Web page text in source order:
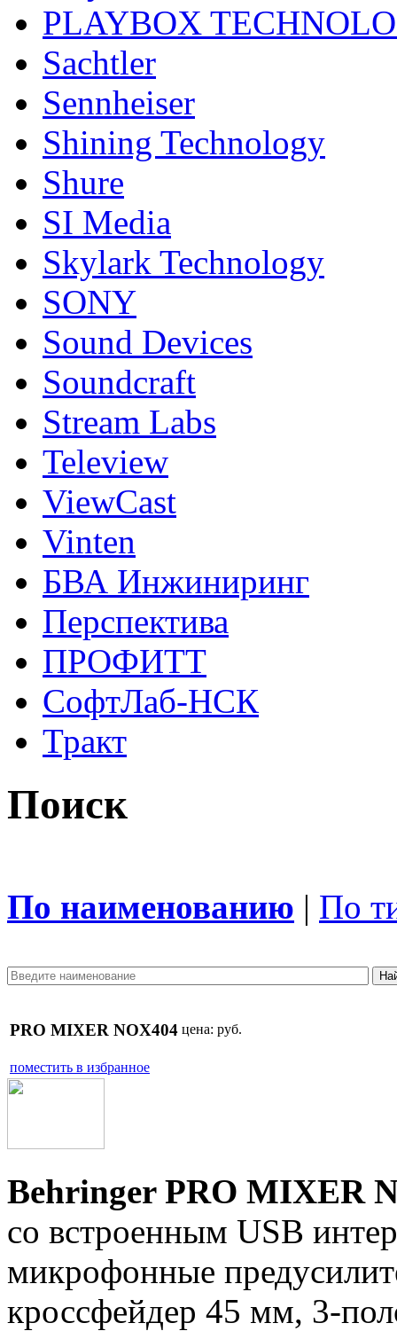
PLAYBOX
Sachtler
Sennheiser
Shining Technology
Shure
SI Media
Skylark Technology
SONY
Sound Devices
Soundcraft
Stream Labs
Teleview
ViewCast
Vinten
БВА Инжиниринг
Перспектива
ПРОФИТТ
СофтЛаб-НСК
Тракт
Поиск
По наименованию | По
PRO MIXER NOX404 цена: руб.
поместить в избранное
Behringer PRO MIXER
со встроенным USB
микрофонные
кроссфейдер 45 мм, 3-